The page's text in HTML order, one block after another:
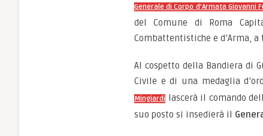
Generale di Corpo d’Armata Giovanni
del Comune di Roma
Combattentistiche e d’Arma,
Al cospetto della Bandiera di
Civile e di una medaglia
Mingiardi lascerà il comando
suo posto si insedierà il